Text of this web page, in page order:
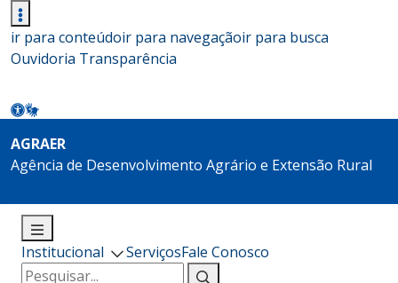
ir para conteúdoir para navegaçãoir para busca
Ouvidoria Transparência
AGRAER
Agência de Desenvolvimento Agrário e Extensão Rural
Institucional ServiçosFale Conosco
Pesquisar